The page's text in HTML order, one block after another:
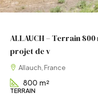
ALLAUCH – Terrain
projet de v
Allauch, France
800 m²
TERRAIN